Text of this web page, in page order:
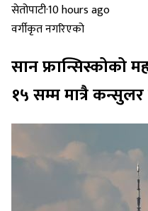
सेतोपाटी·10 hours ago
वर्गीकृत नगरिएको
सान फ्रान्सिस्कोको
१५ सम्म मात्रै